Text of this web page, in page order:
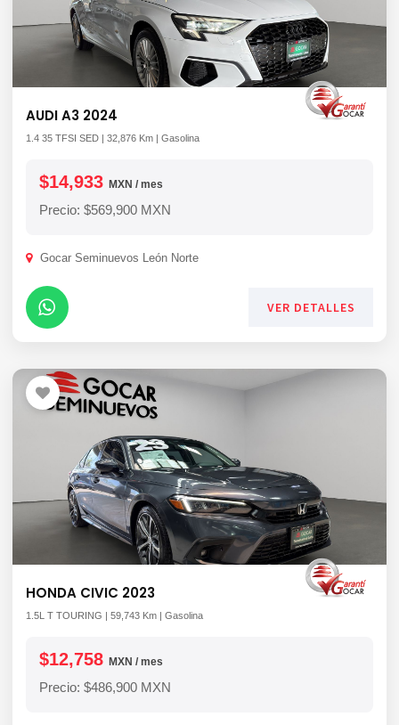
AUDI A3 2024
1.4 35 TFSI SED | 32,876 Km | Gasolina
$14,933 MXN / mes
Precio: $569,900 MXN
Gocar Seminuevos León Norte
VER DETALLES
HONDA CIVIC 2023
1.5L T TOURING | 59,743 Km | Gasolina
$12,758 MXN / mes
Precio: $486,900 MXN